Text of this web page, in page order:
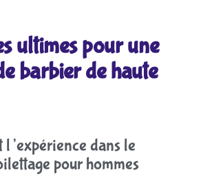
ultimes pour une
barbier de haute
l’expérience dans le
pour hommes